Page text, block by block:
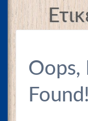
Oops,
Found!